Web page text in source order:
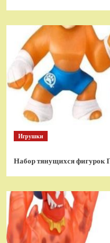
Игрушки
Набор тянущихся фигурок